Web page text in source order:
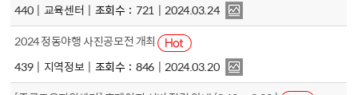
440 교육센터
조회수
721 2024.03.24
439 지역정보
2024 정동야행 사진공모전 개최
조회수
846 2024.03.20